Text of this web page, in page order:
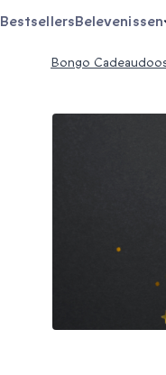
BestsellersBelevenissen
Bongo